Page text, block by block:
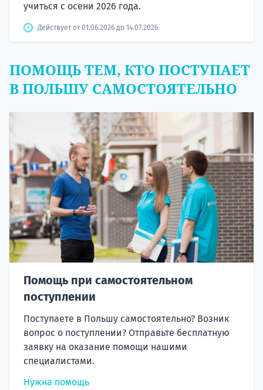
учиться с осени 2026 года.
Действует от 01.06.2026 до 14.07.2026
ПОМОЩЬ ТЕМ, КТО ПОСТУПАЕТ
В ПОЛЬШУ САМОСТОЯТЕЛЬНО
Помощь при самостоятельном
поступлении
Поступаете в Польшу самостоятельно? Возник
вопрос о поступлении? Отправьте бесплатную
заявку на оказание помощи нашими
специалистами.
Нужна помощь